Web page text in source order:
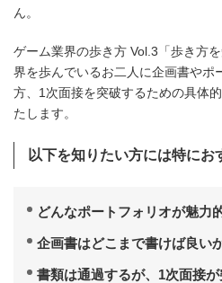
ん。
ゲーム業界の歩き方 Vol.3「歩き方
界を歩んでいるお二人に企画書やポ
方、1次面接を突破するための具体
たします。
以下を知りたい方には特にお
どんなポートフォリオが魅力
企画書はどこまで書けば良い
書類は通過するが、1次面接